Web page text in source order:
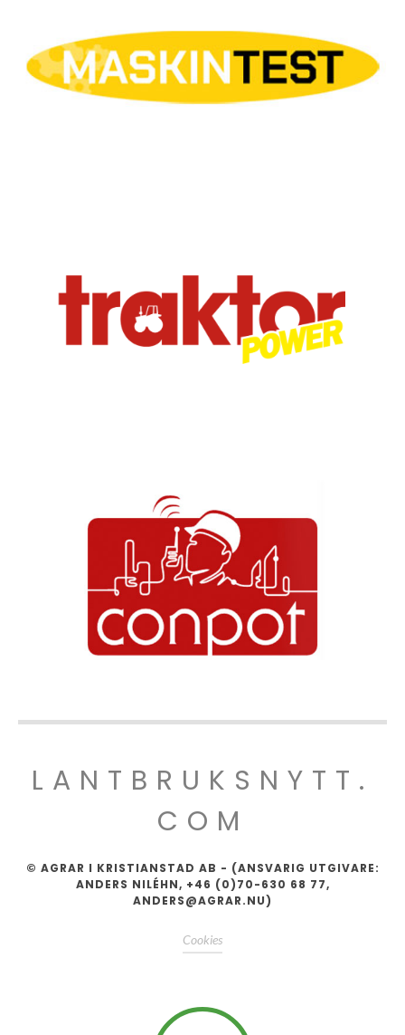
LANTBRUKSNYTT.
COM
© AGRAR I KRISTIANSTAD AB - (ANSVARIG UTGIVARE:
ANDERS NILÉHN, +46 (0)70-630 68 77,
ANDERS@AGRAR.NU)
Cookies